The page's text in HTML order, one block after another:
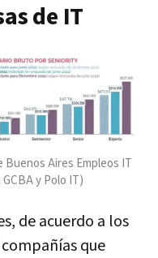
de IT
Buenos Aires Empleos IT
y Polo IT)
de acuerdo a los
que